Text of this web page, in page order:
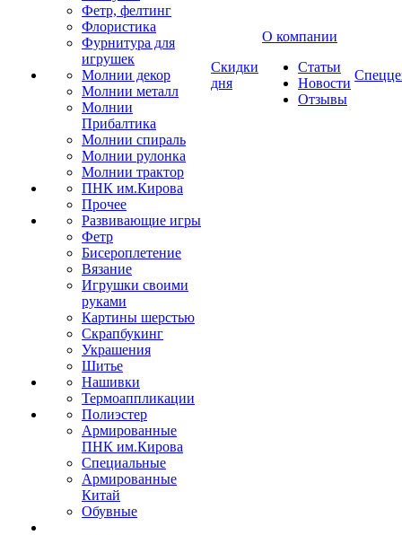
Фетр, фелтинг
Флористика
Фурнитура для
игрушек
Молнии декор
Молнии металл
Молнии
Прибалтика
Молнии спираль
Молнии рулонка
Молнии трактор
ПНК им.Кирова
Прочее
Развивающие игры
Фетр
Бисероплетение
Вязание
Игрушки своими
руками
Картины шерстью
Скрапбукинг
Украшения
Шитье
Нашивки
Термоаппликации
Полиэстер
Армированные
ПНК им.Кирова
Специальные
Армированные
Китай
Обувные
Скидки
дня
О компании
Статьи
Новости
Отзывы